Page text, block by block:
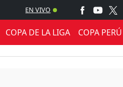
EN VIVO
COPA DE LA LIGA COPA PERÚ